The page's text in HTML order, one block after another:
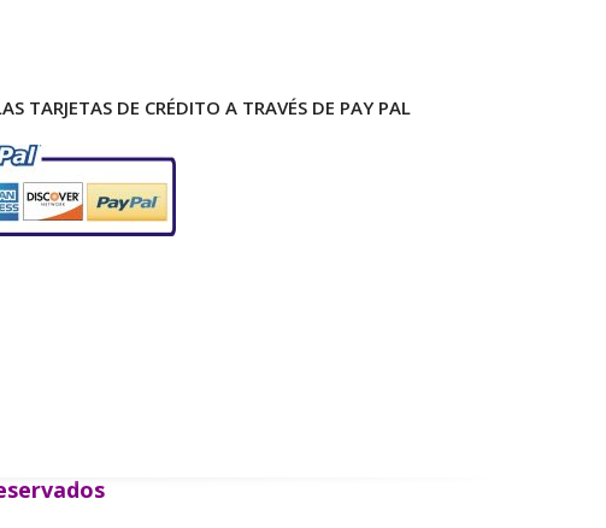
TARJETAS DE CRÉDITO A TRAVÉS DE PAY PAL